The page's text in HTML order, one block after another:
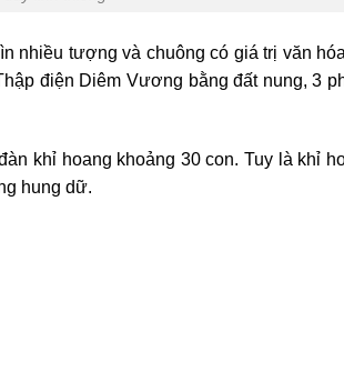
nhiều tượng và chuông có giá trị văn
điện Diêm Vương bằng đất nung, 3
khỉ hoang khoảng 30 con. Tuy là khỉ
hung dữ.